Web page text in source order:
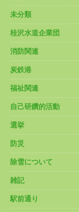
未分類
桂沢水道企業団
消防関連
炭鉄港
福祉関連
自己研鑽的活動
選挙
防災
除雪について
雑記
駅前通り